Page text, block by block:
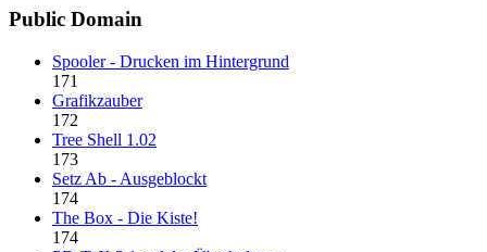
Public Domain
Spooler - Drucken im Hintergrund
171
Grafikzauber
172
Tree Shell 1.02
173
Setz Ab - Ausgeblockt
174
The Box - Die Kiste!
174